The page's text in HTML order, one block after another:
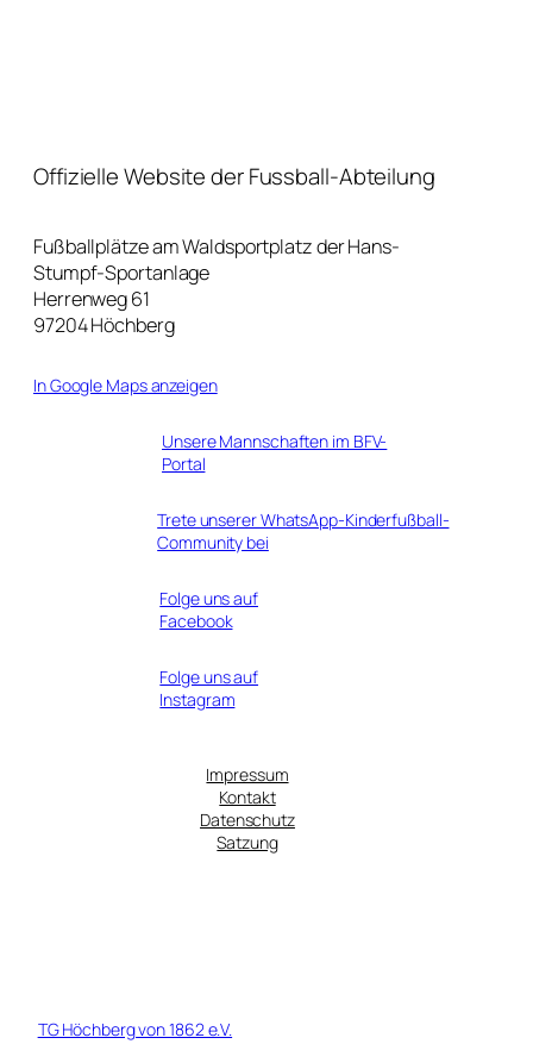
Offizielle Website der Fussball-Abteilung
Fußballplätze am Waldsportplatz der Hans-
Stumpf-Sportanlage
Herrenweg 61
97204 Höchberg
In Google Maps anzeigen
Unsere Mannschaften im BFV-
Portal
Trete unserer WhatsApp-Kinderfußball-
Community bei
Folge uns auf
Facebook
Folge uns auf
Instagram
Impressum
Kontakt
Datenschutz
Satzung
TG Höchberg von 1862 e.V.